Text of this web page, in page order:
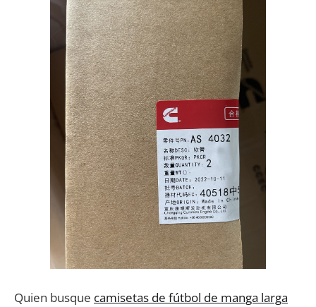
Quien busque camisetas de fútbol de manga larga